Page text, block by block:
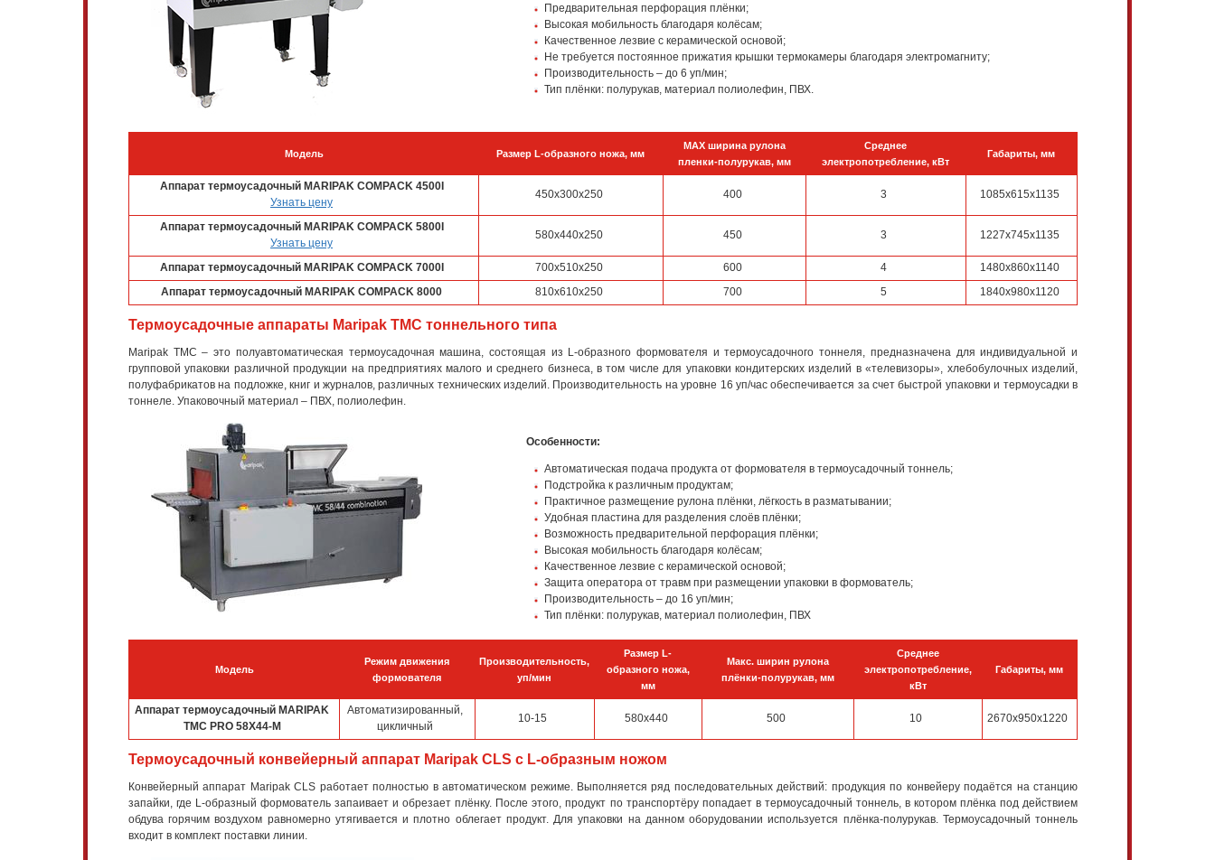
Предварительная перфорация плёнки;
Высокая мобильность благодаря колёсам;
Качественное лезвие с керамической основой;
Не требуется постоянное прижатия крышки термокамеры благодаря электромагниту;
Производительность – до 6 уп/мин;
Тип плёнки: полурукав, материал полиолефин, ПВХ.
Модель Размер L-образного ножа, мм
MAX ширина рулона
пленки-полурукав, мм
Среднее
электропотребление, кВт
Габариты, мм
Аппарат термоусадочный MARIPAK COMPACK 4500I
Узнать цену
450х300х250 400 3 1085х615х1135
Аппарат термоусадочный MARIPAK COMPACK 5800I
Узнать цену
580х440х250 450 3 1227х745х1135
Аппарат термоусадочный MARIPAK COMPACK 7000I 700х510х250 600 4
1480х860х1140
Аппарат термоусадочный MARIPAK COMPACK 8000
810х610х250 700 5 1840х980х1120
Термоусадочные аппараты Maripak TMC тоннельного типа
Maripak TMC – это полуавтоматическая термоусадочная машина, состоящая из L-образного формователя и термоусадочного тоннеля, предназначена для индивидуальной и
групповой упаковки различной продукции на предприятиях малого и среднего бизнеса, в том числе для упаковки кондитерских изделий в «телевизоры», хлебобулочных изделий,
полуфабрикатов на подложке, книг и журналов, различных технических изделий. Производительность на уровне 16 уп/час обеспечивается за счет быстрой упаковки и термоусадки в
тоннеле. Упаковочный материал – ПВХ, полиолефин.
Особенности:
Автоматическая подача продукта от формователя в термоусадочный тоннель;
Подстройка к различным продуктам;
Практичное размещение рулона плёнки, лёгкость в разматывании;
Удобная пластина для разделения слоёв плёнки;
Возможность предварительной перфорация плёнки;
Высокая мобильность благодаря колёсам;
Качественное лезвие с керамической основой;
Защита оператора от травм при размещении упаковки в формователь;
Производительность – до 16 уп/мин;
Тип плёнки: полурукав, материал полиолефин, ПВХ
Модель
Режим движения
формователя
Производительность,
уп/мин
Размер L-
образного ножа,
мм
Макс. ширин рулона
плёнки-полурукав, мм
Среднее
электропотребление,
кВт
Габариты, мм
Аппарат термоусадочный MARIPAK
TMC PRO 58X44-M
Автоматизированный,
цикличный
10-15 580х440 500 10 2670х950х1220
Термоусадочный конвейерный аппарат Maripak CLS с L-образным ножом
Конвейерный аппарат Maripak CLS работает полностью в автоматическом режиме. Выполняется ряд последовательных действий: продукция по конвейеру подаётся на станцию
запайки, где L-образный формователь запаивает и обрезает плёнку. После этого, продукт по транспортёру попадает в термоусадочный тоннель, в котором плёнка под действием
обдува горячим воздухом равномерно утягивается и плотно облегает продукт. Для упаковки на данном оборудовании используется плёнка-полурукав. Термоусадочный тоннель
входит в комплект поставки линии.